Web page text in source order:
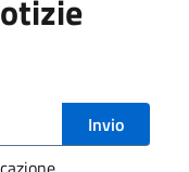
Invio